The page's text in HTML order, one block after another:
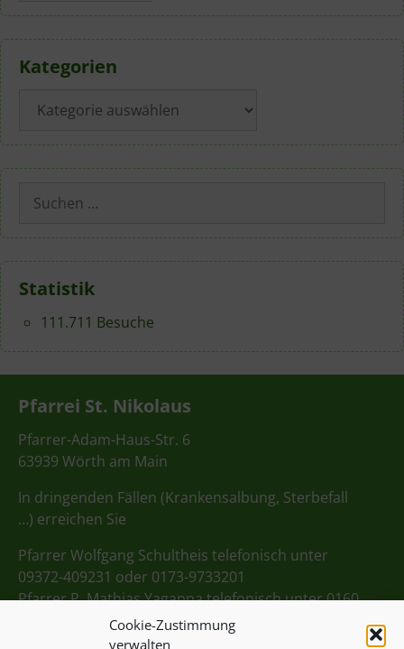
Cookie-Zustimmung
verwalten
Kategorien
Suchen
nach:
Statistik
111.711 Besuche
Pfarrei St. Nikolaus
Pfarrer-Adam-Haus-Str. 6
63939 Wörth am Main
In dringenden Fällen (Krankensalbung, Sterbefall
…) erreichen Sie
Pfarrer Wolfgang Schultheis telefonisch unter
09372-409231 oder 0173-9733201
Pfarrer P. Mathias Yagappa telefonisch unter 0160